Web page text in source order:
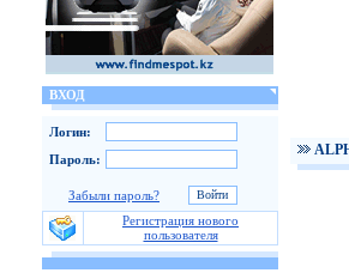
ВХОД
Логин:
Пароль:
Забыли пароль?
Регистрация нового
пользователя